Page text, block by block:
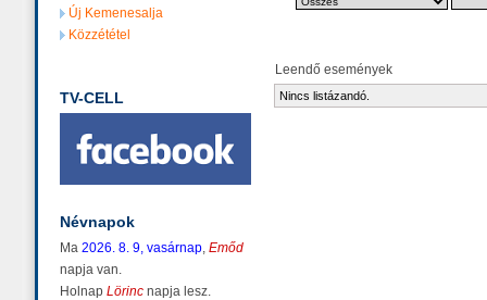
Új Kemenesalja
Közzététel
TV-CELL
Névnapok
Ma 2026. 8. 9, vasárnap, Emőd
napja van.
Holnap Lörinc napja lesz.
Leendő események
Nincs listázandó.